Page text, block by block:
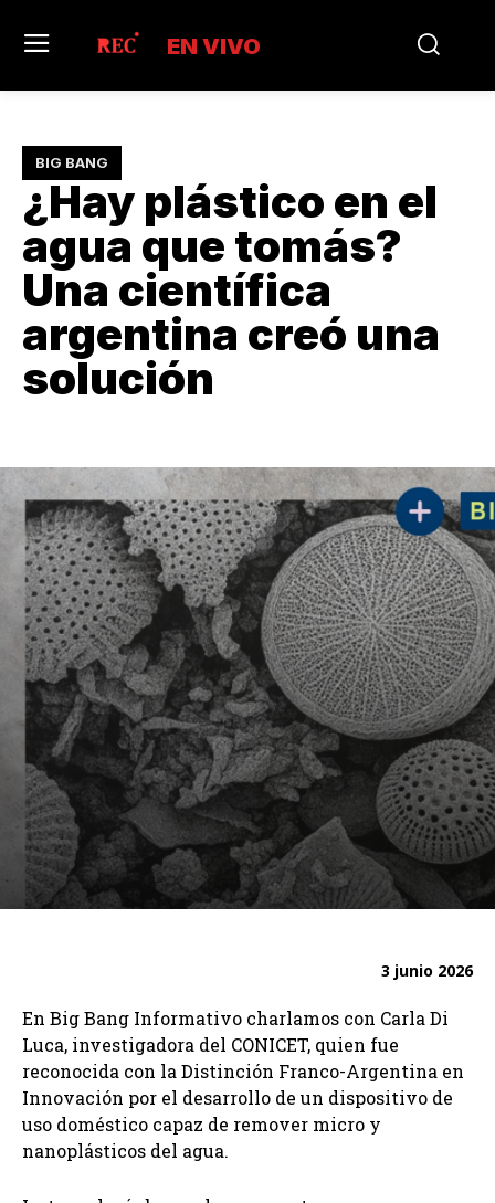
EN VIVO
BIG BANG
¿Hay plástico en el
agua que tomás?
Una científica
argentina creó una
solución
3 junio 2026
En Big Bang Informativo charlamos con Carla Di
Luca, investigadora del CONICET, quien fue
reconocida con la Distinción Franco-Argentina en
Innovación por el desarrollo de un dispositivo de
uso doméstico capaz de remover micro y
nanoplásticos del agua.